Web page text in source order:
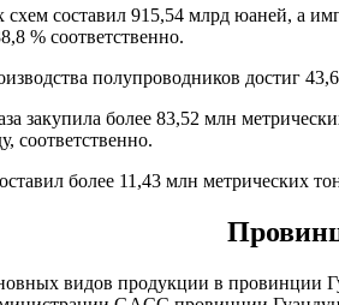
составил 915,54 млрд юаней, а
% соответственно.
полупроводников достиг
закупила более 83,52 млн
соответственно.
более 11,43 млн метрических
видов продукции в провинции